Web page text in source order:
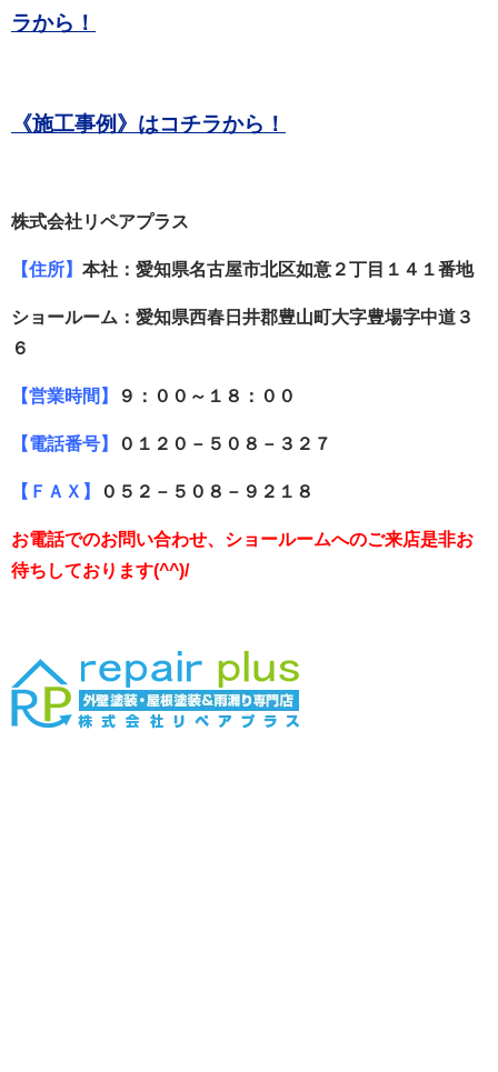
ラから！
《施工事例》はコチラから！
株式会社リペアプラス
【住所】 本社：愛知県名古屋市北区如意２丁目１４１番地
ショールーム：愛知県西春日井郡豊山町大字豊場字中道３
６
【営業時間】 ９：００～１８：００
【電話番号】 ０１２０－５０８－３２７
【ＦＡＸ】 ０５２－５０８－９２１８
お電話でのお問い合わせ、ショールームへのご来店是非お
待ちしております(^^)/